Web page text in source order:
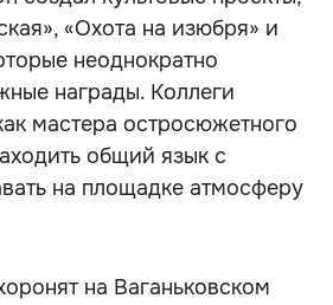
«Охота на изюбря» и
неоднократно
награды. Коллеги
мастера остросюжетного
общий язык с
на площадке атмосферу
на Ваганьковском